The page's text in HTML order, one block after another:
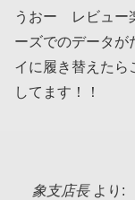
うおー レビュー
ーズでのデータが
イに履き替えたら
してます！！
象支店長 より: